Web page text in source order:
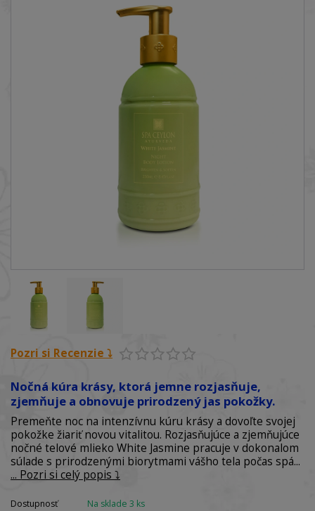
Pozri si Recenzie ⤵️
Nočná kúra krásy, ktorá jemne rozjasňuje,
zjemňuje a obnovuje prirodzený jas pokožky.
Premeňte noc na intenzívnu kúru krásy a dovoľte svojej
pokožke žiariť novou vitalitou. Rozjasňujúce a zjemňujúce
nočné telové mlieko White Jasmine pracuje v dokonalom
súlade s prirodzenými biorytmami vášho tela počas spá...
... Pozri si celý popis ⤵️
Dostupnosť
Na sklade 3 ks